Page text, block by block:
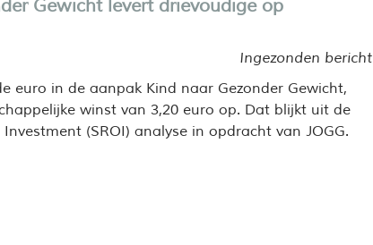
Gewicht levert drievoudige op
Ingezonden bericht
euro in de aanpak Kind naar Gezonder Gewicht,
winst van 3,20 euro op. Dat blijkt uit de
(SROI) analyse in opdracht van JOGG.